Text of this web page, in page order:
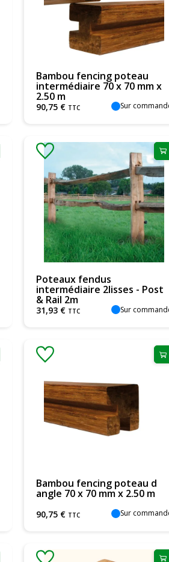
Bambou fencing poteau
intermédiaire 70 x 70 mm x
2.50 m
90,75€ TTC Sur
Poteaux fendus
intermédiaire 2lisses - Post
& Rail 2m
31,93€ TTC Sur
Bambou fencing poteau d
angle 70 x 70 mm x 2.50 m
90,75€ TTC Sur